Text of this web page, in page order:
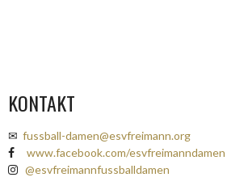
KONTAKT
✉ fussball-damen@esvfreimann.org
www.facebook.com/esvfreimanndamen
@esvfreimannfussballdamen